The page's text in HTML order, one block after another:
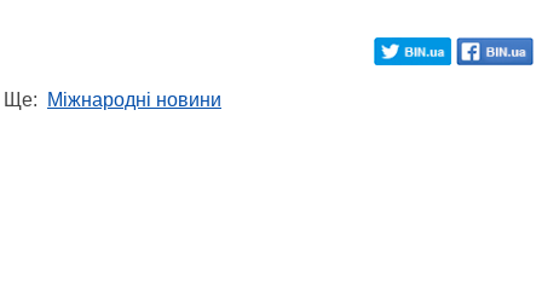
Ще: Міжнародні новини